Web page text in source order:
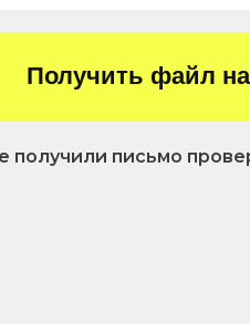
Получить файл
получили письмо